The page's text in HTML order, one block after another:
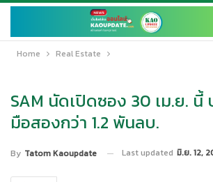
Home Real Estate
SAM นัดเปิดซอง 30 เม.ย. นี้
มือสองกว่า 1.2 พันลบ.
By Tatom Kaoupdate Last updated มิ.ย. 12,